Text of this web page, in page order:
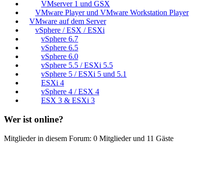
VMserver 1 und GSX
VMware Player und VMware Workstation Player
VMware auf dem Server
vSphere / ESX / ESXi
vSphere 6.7
vSphere 6.5
vSphere 6.0
vSphere 5.5 / ESXi 5.5
vSphere 5 / ESXi 5 und 5.1
ESXi 4
vSphere 4 / ESX 4
ESX 3 & ESXi 3
Wer ist online?
Mitglieder in diesem Forum: 0 Mitglieder und 11 Gäste